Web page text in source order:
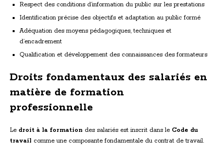
Respect des conditions d’information du public sur les prestations
Identification précise des objectifs et adaptation au public formé
Adéquation des moyens pédagogiques, techniques et
d’encadrement
Qualification et développement des connaissances des formateurs
Droits fondamentaux des salariés en
matière de formation
professionnelle
Le droit à la formation des salariés est inscrit dans le Code du
travail comme une composante fondamentale du contrat de travail.